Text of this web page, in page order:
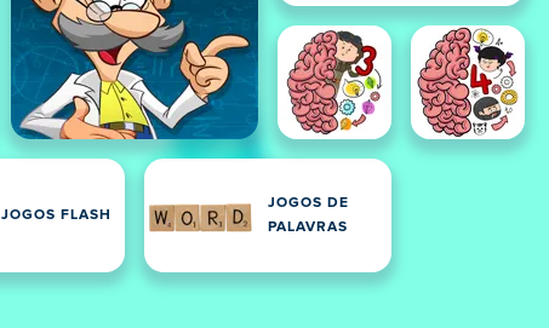
JOGOS FLASH
JOGOS DE
PALAVRAS